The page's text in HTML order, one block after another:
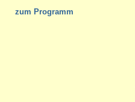
zum Programm